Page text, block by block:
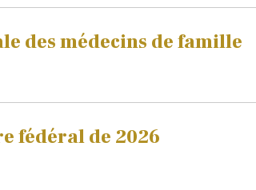
des médecins de famille
fédéral de 2026